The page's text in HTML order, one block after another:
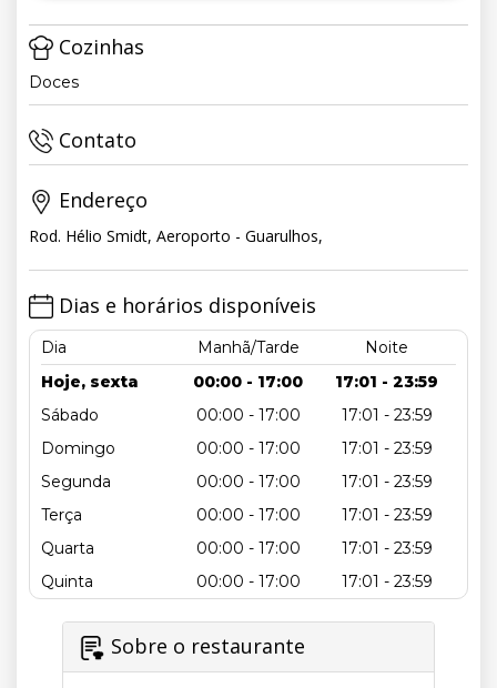
Cozinhas
Doces
Contato
Endereço
Rod. Hélio Smidt, Aeroporto - Guarulhos,
Dias e horários disponíveis
Dia Manhã/Tarde
Noite
Hoje, sexta
00:00 - 17:00
17:01 - 23:59
Sábado
00:00 - 17:00
17:01 - 23:59
Domingo
00:00 - 17:00
17:01 - 23:59
Segunda
00:00 - 17:00
17:01 - 23:59
Terça
00:00 - 17:00
17:01 - 23:59
Quarta
00:00 - 17:00
17:01 - 23:59
Quinta
00:00 - 17:00 17:01 - 23:59
Sobre o restaurante